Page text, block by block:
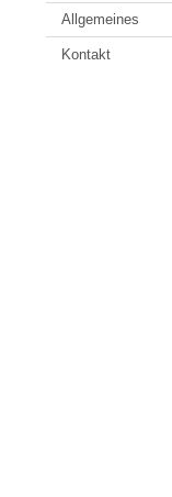
Allgemeines
Kontakt